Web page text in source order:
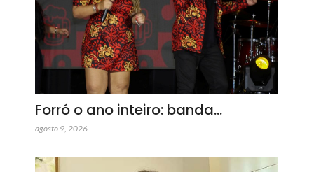
Forró o ano inteiro: banda…
agosto 9, 2026